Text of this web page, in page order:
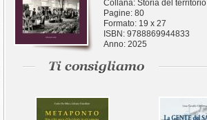
Collana: Storia del territorio
Pagine: 80
Formato: 19 x 27
ISBN: 9788869944833
Anno: 2025